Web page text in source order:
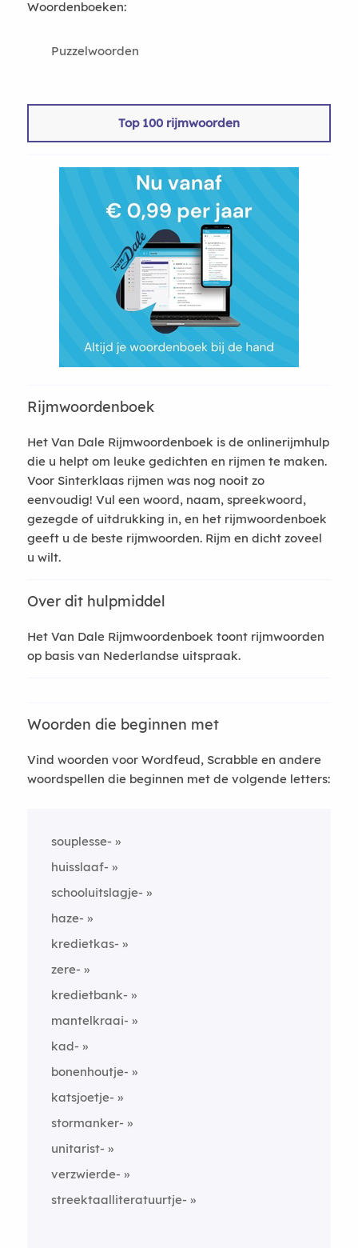
Woordenboeken:
Puzzelwoorden
Top 100 rijmwoorden
Rijmwoordenboek
Het Van Dale Rijmwoordenboek is de onlinerijmhulp
die u helpt om leuke gedichten en rijmen te maken.
Voor Sinterklaas rijmen was nog nooit zo
eenvoudig! Vul een woord, naam, spreekwoord,
gezegde of uitdrukking in, en het rijmwoordenboek
geeft u de beste rijmwoorden. Rijm en dicht zoveel
u wilt.
Over dit hulpmiddel
Het Van Dale Rijmwoordenboek toont rijmwoorden
op basis van Nederlandse uitspraak.
Woorden die beginnen met
Vind woorden voor Wordfeud, Scrabble en andere
woordspellen die beginnen met de volgende letters:
souplesse-
huisslaaf-
schooluitslagje-
haze-
kredietkas-
zere-
kredietbank-
mantelkraai-
kad-
bonenhoutje-
katsjoetje-
stormanker-
unitarist-
verzwierde-
streektaalliteratuurtje-